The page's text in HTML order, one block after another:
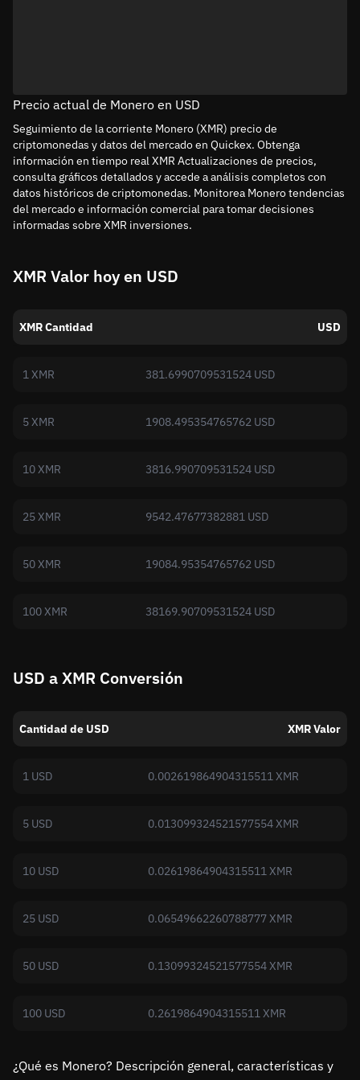
Precio actual de Monero en USD
Seguimiento de la corriente Monero (XMR) precio de
criptomonedas y datos del mercado en Quickex. Obtenga
información en tiempo real XMR Actualizaciones de precios,
consulta gráficos detallados y accede a análisis completos con
datos históricos de criptomonedas. Monitorea Monero tendencias
del mercado e información comercial para tomar decisiones
informadas sobre XMR inversiones.
XMR Valor hoy en USD
XMR Cantidad USD
1 XMR 381.6990709531524 USD
5 XMR 1908.495354765762 USD
10 XMR 3816.990709531524 USD
25 XMR 9542.47677382881 USD
50 XMR 19084.95354765762 USD
100 XMR 38169.90709531524 USD
USD a XMR Conversión
Cantidad de USD XMR Valor
1 USD 0.002619864904315511 XMR
5 USD 0.013099324521577554 XMR
10 USD 0.02619864904315511 XMR
25 USD 0.06549662260788777 XMR
50 USD 0.13099324521577554 XMR
100 USD 0.2619864904315511 XMR
¿Qué es Monero? Descripción general, características y